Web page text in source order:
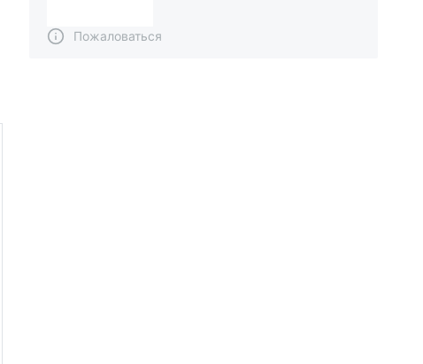
Пожаловаться